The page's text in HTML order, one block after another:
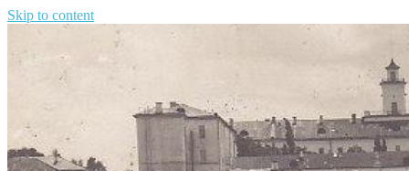
Skip to content